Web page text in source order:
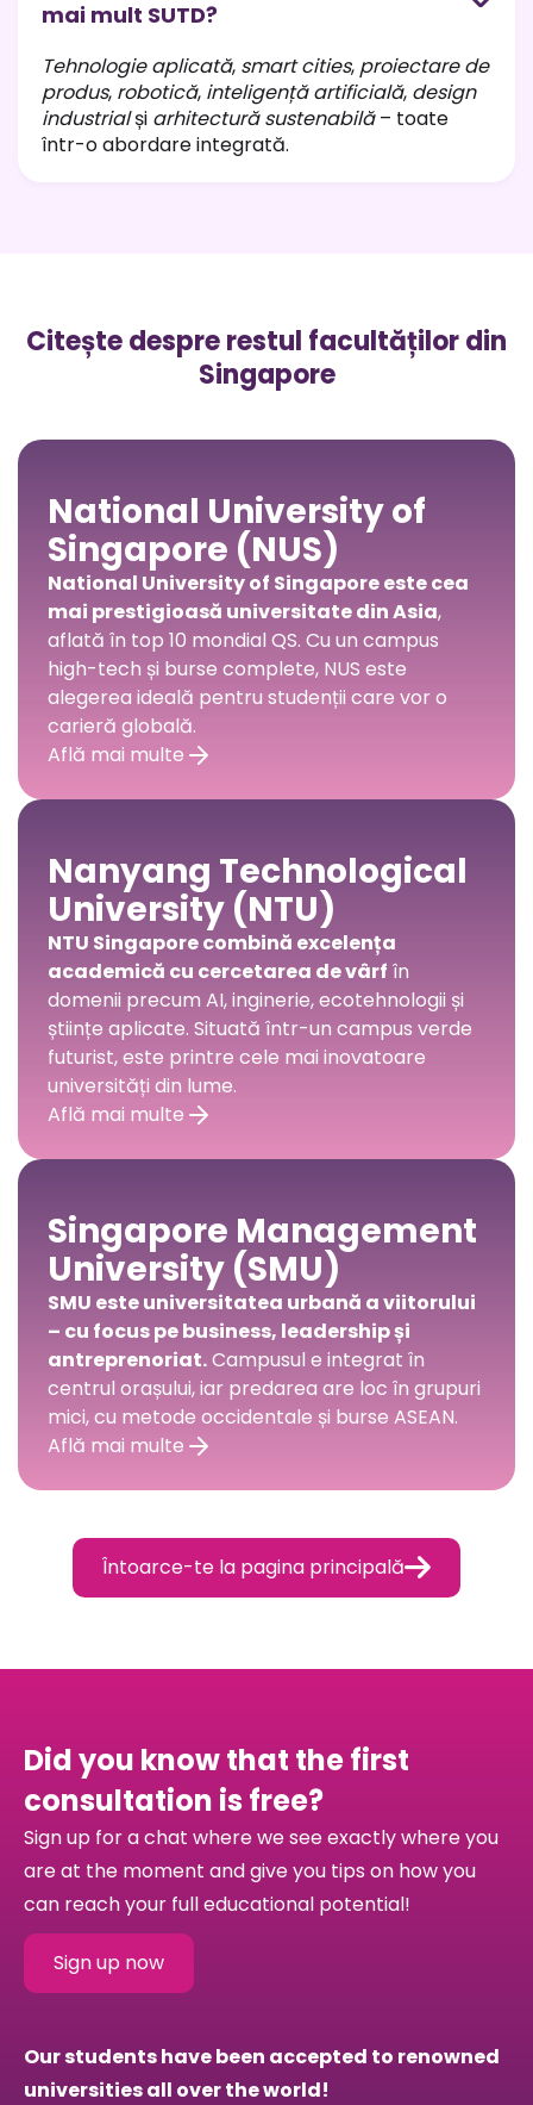
mai mult SUTD?
Tehnologie aplicată, smart cities, proiectare de
produs, robotică, inteligență artificială, design
industrialși arhitectură sustenabilă– toate
într-o abordare integrată.
Citește despre restul facultăților din
Singapore
National University of
Singapore (NUS)
National University of Singapore este cea
mai prestigioasă universitate din Asia,
aflată în top 10 mondial QS. Cu un campus
high-tech și burse complete, NUS este
alegerea ideală pentru studenții care vor o
carieră globală.
Află mai multe
Nanyang Technological
University (NTU)
NTU Singapore combină excelența
academică cu cercetarea de vârf în
domenii precum AI, inginerie, ecotehnologii și
științe aplicate. Situată într-un campus verde
futurist, este printre cele mai inovatoare
universități din lume.
Află mai multe
Singapore Management
University (SMU)
SMU este universitatea urbană a viitorului
– cu focus pe business, leadership și
antreprenoriat.Campusul e integrat în
centrul orașului, iar predarea are loc în grupuri
mici, cu metode occidentale și burse ASEAN.
Află mai multe
Întoarce-te la pagina principală
Did you know that the first
consultation is free?
Sign up for a chat where we see exactly where you
are at the moment and give you tips on how you
can reach your full educational potential!
Sign up now
Our students have been accepted to renowned
universities all over the world!